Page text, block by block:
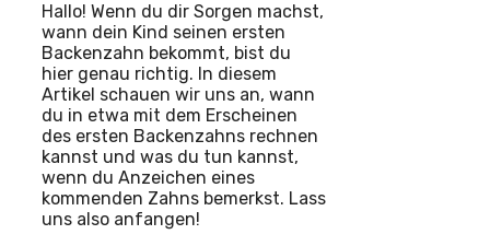
Hallo! Wenn du dir Sorgen machst,
wann dein Kind seinen ersten
Backenzahn bekommt, bist du
hier genau richtig. In diesem
Artikel schauen wir uns an, wann
du in etwa mit dem Erscheinen
des ersten Backenzahns rechnen
kannst und was du tun kannst,
wenn du Anzeichen eines
kommenden Zahns bemerkst. Lass
uns also anfangen!